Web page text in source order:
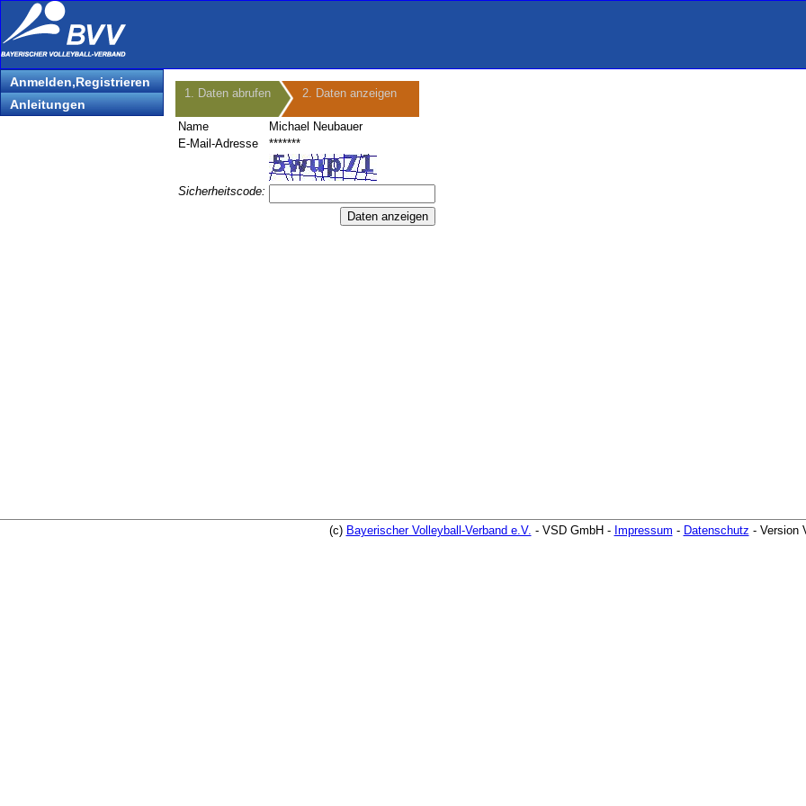
1. Daten abrufen 2. Daten anzeigen
Name
Michael Neubauer
E-Mail-Adresse
*******
Sicherheitscode:
Anmelden,Registrieren
Anleitungen
(c) Bayerischer Volleyball-Verband e.V. - VSD GmbH - Impressum - Datenschutz - Version